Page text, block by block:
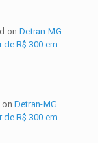
on Detran-MG
R$ 300 em
on Detran-MG
R$ 300 em